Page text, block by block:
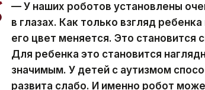
— У наших роботов установлены
в глазах. Как только взгляд
его цвет меняется. Это становится
Для ребенка это становится
значимым. У детей с аутизмом
развита слабо. И именно робот